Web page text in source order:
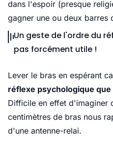
dans l'espoir (presque
gagner une ou deux barres
Un geste de l'ordre du
pas forcément utile !
Lever le bras en espérant
réflexe psychologique
Difficile en effet d'imaginer
centimètres de bras nous
d'une antenne-relai.